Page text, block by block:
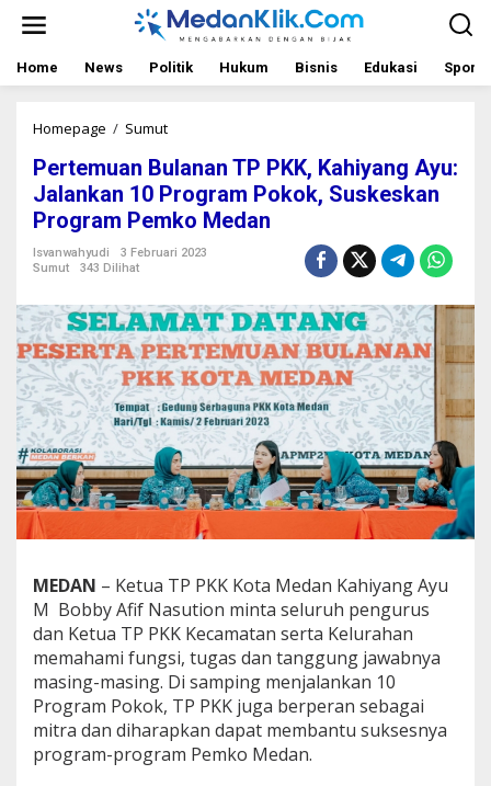
t
Home News Politik Hukum Bisnis Edukasi Sport
Homepage / Sumut
r
t
e
m
u
B
u
l
a
n
a
n
T
P
P
K
,
a
h
i
y
a
n
g
y
u
Pertemuan Bulanan TP PKK, Kahiyang Ayu:
Jalankan 10 Program Pokok, Suskeskan
Program Pemko Medan
Isvanwahyudi
3 Februari 2023
Sumut
343 Dilihat
MEDAN – Ketua TP PKK Kota Medan Kahiyang Ayu
M Bobby Afif Nasution minta seluruh pengurus
dan Ketua TP PKK Kecamatan serta Kelurahan
memahami fungsi, tugas dan tanggung jawabnya
masing-masing. Di samping menjalankan 10
Program Pokok, TP PKK juga berperan sebagai
mitra dan diharapkan dapat membantu suksesnya
program-program Pemko Medan.